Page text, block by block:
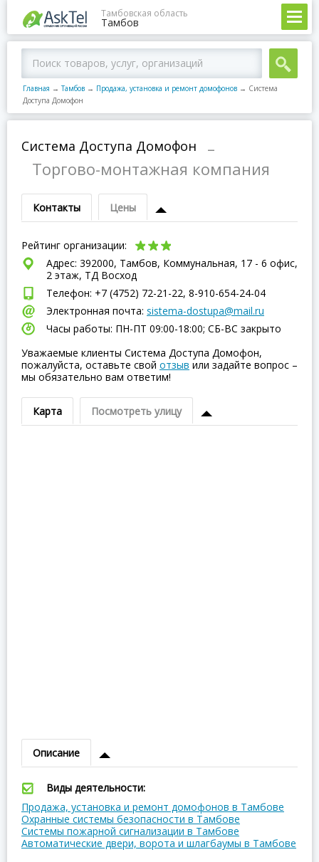
Тамбовская область
Тамбов
Главная → Тамбов → Продажа, установка и ремонт домофонов → Система
Доступа Домофон
Система Доступа Домофон
–
Торгово-монтажная компания
Контакты Цены
Рейтинг организации:
Адрес: 392000, Тамбов, Коммунальная, 17 - 6 офис,
2 этаж, ТД Восход
Телефон: +7 (4752) 72-21-22, 8-910-654-24-04
Электронная почта: sistema-dostupa@mail.ru
Часы работы: ПН-ПТ 09:00-18:00; СБ-ВC закрыто
Уважаемые клиенты Система Доступа Домофон,
пожалуйста, оставьте свой отзыв или задайте вопрос –
мы обязательно вам ответим!
Карта Посмотреть улицу
Описание
Виды деятельности:
Продажа, установка и ремонт домофонов в Тамбове
Охранные системы безопасности в Тамбове
Системы пожарной сигнализации в Тамбове
Автоматические двери, ворота и шлагбаумы в Тамбове